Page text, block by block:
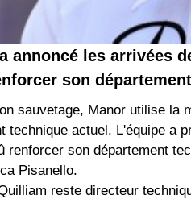
annoncé les arrivées
son
sauvetage, Manor utilise la
technique actuel. L'équipe a
renforcer son département
Pisanello.
reste directeur